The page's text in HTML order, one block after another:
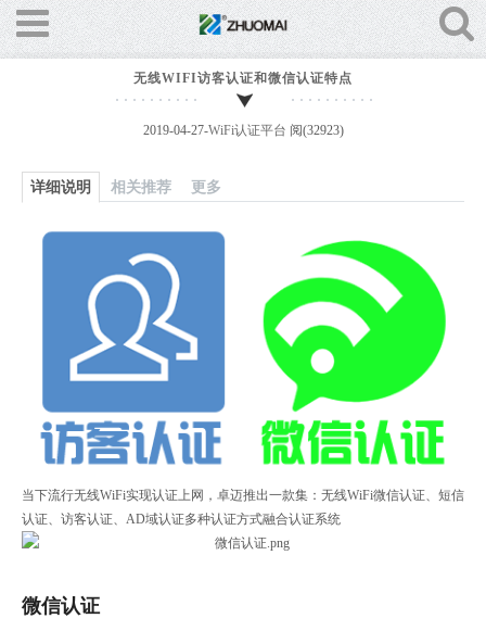
无线WIFI访客认证和微信认证特点
2019-04-27-WiFi认证平台 阅(32923)
详细说明 相关推荐 更多
当下流行无线WiFi实现认证上网，卓迈推出一款集：无线WiFi微信认证、短信
认证、访客认证、AD域认证多种认证方式融合认证系统
微信认证